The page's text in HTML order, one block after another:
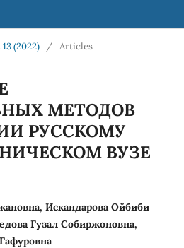
(2022) / Articles
МЕТОДОВ
РУССКОМУ
ВУЗЕ
Искандарова Ойбиби
Гузал Собиржоновна,